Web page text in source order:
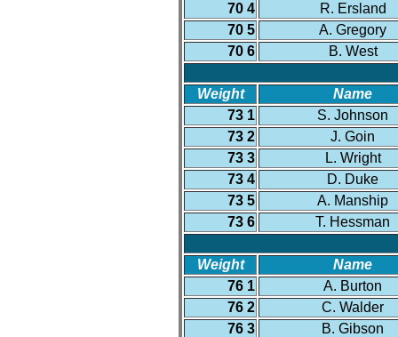
70 4
R. Ersland
70 5
A. Gregory
70 6
B. West
Weight
Name
73 1
S. Johnson
73 2
J. Goin
73 3
L. Wright
73 4
D. Duke
73 5
A. Manship
73 6
T. Hessman
Weight
Name
76 1
A. Burton
76 2
C. Walder
76 3
B. Gibson